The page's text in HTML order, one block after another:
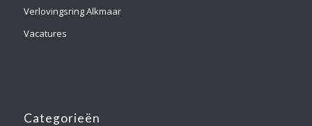
Verlovingsring Alkmaar
Vacatures
Categorieën